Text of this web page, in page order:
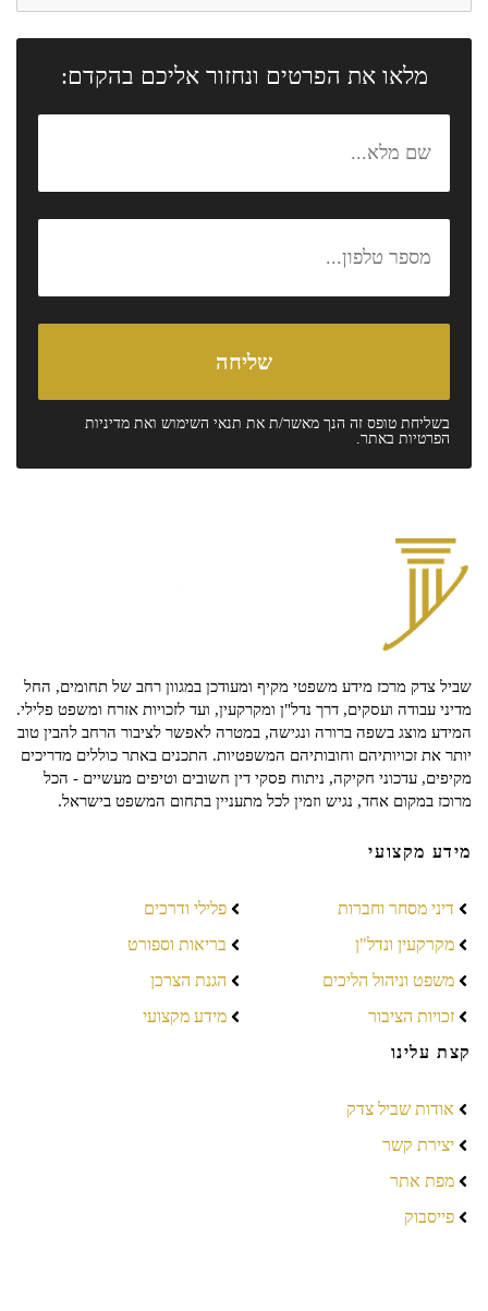
מלאו את הפרטים ונחזור אליכם בהקדם:
בשליחת טופס זה הנך מאשר/ת את תנאי השימוש ואת מדיניות
הפרטיות באתר.
שביל צדק מרכז מידע משפטי מקיף ומעודכן במגוון רחב של תחומים, החל
מדיני עבודה ועסקים, דרך נדל"ן ומקרקעין, ועד לזכויות אזרח ומשפט פלילי.
המידע מוצג בשפה ברורה ונגישה, במטרה לאפשר לציבור הרחב להבין טוב
יותר את זכויותיהם וחובותיהם המשפטיות. התכנים באתר כוללים מדריכים
מקיפים, עדכוני חקיקה, ניתוח פסקי דין חשובים וטיפים מעשיים - הכל
מרוכז במקום אחד, נגיש וזמין לכל מתעניין בתחום המשפט בישראל.
מידע מקצועי
דיני מסחר וחברות
מקרקעין ונדל"ן
משפט וניהול הליכים
זכויות הציבור
פלילי ודרכים
בריאות וספורט
הגנת הצרכן
מידע מקצועי
קצת עלינו
אודות שביל צדק
יצירת קשר
מפת אתר
פייסבוק